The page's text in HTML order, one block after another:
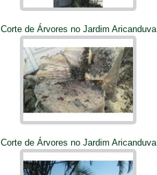
Corte de Árvores no Jardim Aricanduva
Corte de Árvores no Jardim Aricanduva